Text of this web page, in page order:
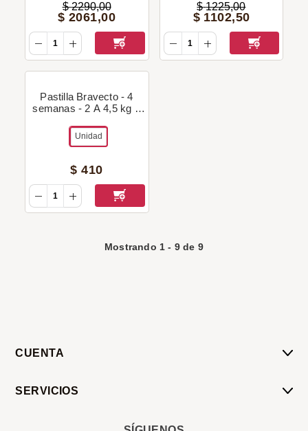
$ 2290,00
$ 2061,00
$ 1225,00
$ 1102,50
Pastilla Bravecto - 4
semanas - 2 A 4,5 kg +
Unidad
$ 410
Mostrando 1 - 9 de 9
CUENTA
SERVICIOS